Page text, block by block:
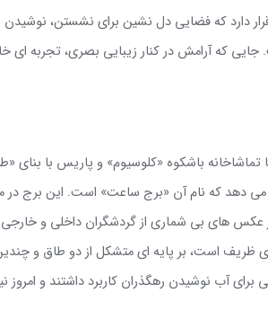
دارد که فضایی دل نشین برای نشستن،
. جایی که آرامش در کنار زیبایی بصری، تجربه ای
باشکوه «کلوسیوم» و پاریس با بنای
دهد که نام آن «برج ساعت» است. این برج در
های بی شماری از گردشگران داخلی و
ای ظریف است، بر پایه ای متشکل از دو طاق و
آب نوشیدن رهگذران کاربرد داشتند و امروز